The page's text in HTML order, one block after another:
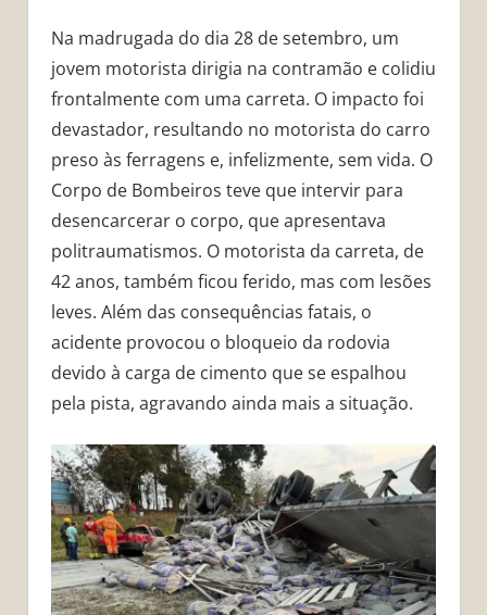
Na madrugada do dia 28 de setembro, um
jovem motorista dirigia na contramão e colidiu
frontalmente com uma carreta. O impacto foi
devastador, resultando no motorista do carro
preso às ferragens e, infelizmente, sem vida. O
Corpo de Bombeiros teve que intervir para
desencarcerar o corpo, que apresentava
politraumatismos. O motorista da carreta, de
42 anos, também ficou ferido, mas com lesões
leves. Além das consequências fatais, o
acidente provocou o bloqueio da rodovia
devido à carga de cimento que se espalhou
pela pista, agravando ainda mais a situação.